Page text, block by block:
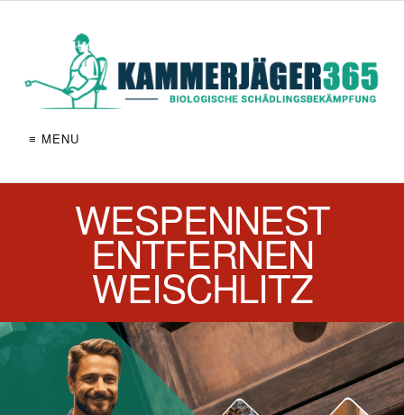
≡ MENU
WESPENNEST
ENTFERNEN
WEISCHLITZ